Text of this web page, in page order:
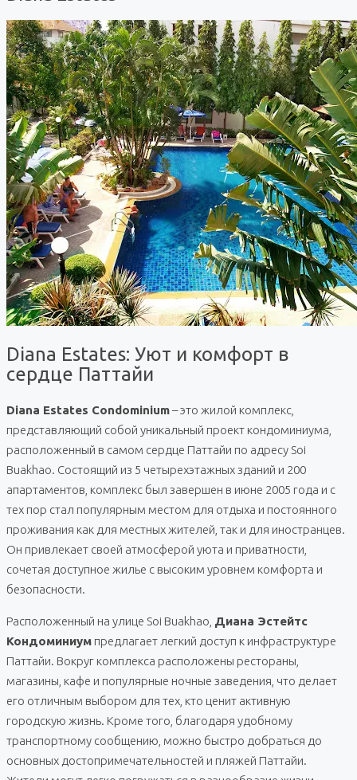
Diana Estates: Уют и комфорт в
сердце Паттайи
Diana Estates Condominium– это жилой комплекс,
представляющий собой уникальный проект кондоминиума,
расположенный в самом сердце Паттайи по адресу Soi
Buakhao. Состоящий из 5 четырехэтажных зданий и 200
апартаментов, комплекс был завершен в июне 2005 года и с
тех пор стал популярным местом для отдыха и постоянного
проживания как для местных жителей, так и для иностранцев.
Он привлекает своей атмосферой уюта и приватности,
сочетая доступное жилье с высоким уровнем комфорта и
безопасности.
Расположенный на улице Soi Buakhao, Диана Эстейтс
Кондоминиум предлагает легкий доступ к инфраструктуре
Паттайи. Вокруг комплекса расположены рестораны,
магазины, кафе и популярные ночные заведения, что делает
его отличным выбором для тех, кто ценит активную
городскую жизнь. Кроме того, благодаря удобному
транспортному сообщению, можно быстро добраться до
основных достопримечательностей и пляжей Паттайи.